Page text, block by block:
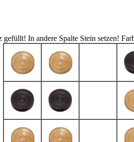
gefüllt! In andere Spalte Stein setzen!